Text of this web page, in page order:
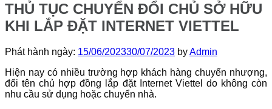
THỦ TỤC CHUYỂN ĐỔI CHỦ SỞ HỮU
KHI LẮP ĐẶT INTERNET VIETTEL
Phát hành ngày: 15/06/202330/07/2023 byAdmin
Hiện nay có nhiều trường hợp khách hàng chuyển nhượng,
đổi tên chủ hợp đồng lắp đặt Internet Viettel do không còn
nhu cầu sử dụng hoặc chuyển nhà.